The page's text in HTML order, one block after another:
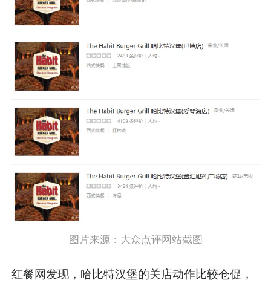
图片来源：大众点评网站截图
红餐网发现，哈比特汉堡的关店动作比较仓促，